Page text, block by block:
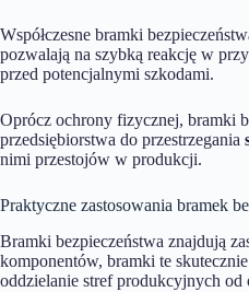
Współczesne bramki
pozwalają na szybką reakcję w
przed potencjalnymi szkodami.
Oprócz ochrony fizycznej, bramki
przedsiębiorstwa do przestrzegania
nimi przestojów w produkcji.
Praktyczne zastosowania bramek
Bramki bezpieczeństwa znajdują
komponentów, bramki te
oddzielanie stref produkcyjnych od